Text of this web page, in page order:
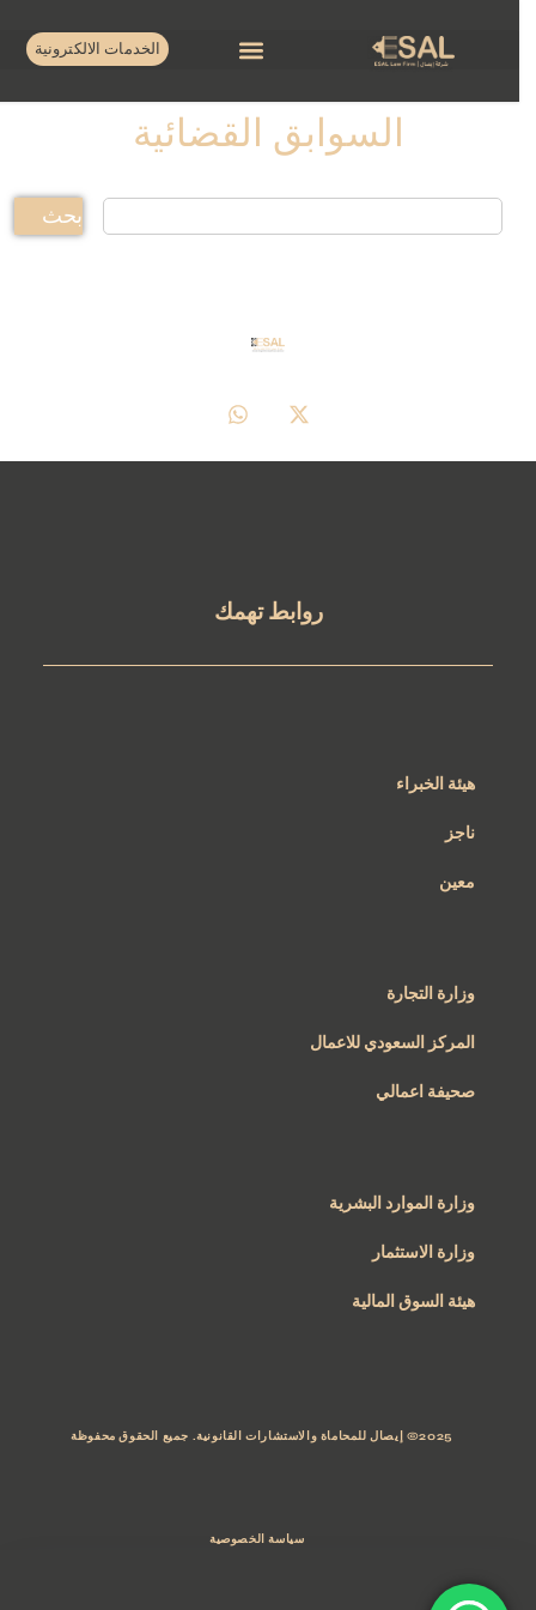
الخدمات الالكترونية
السوابق القضائية
بحث
روابط تهمك
هيئة الخبراء
ناجز
معين
وزارة التجارة
المركز السعودي للاعمال
صحيفة اعمالي
وزارة الموارد البشرية
وزارة الاستثمار
هيئة السوق المالية
2025© إيصال للمحاماة والاستشارات القانونية. جميع الحقوق محفوظة
سياسة الخصوصية